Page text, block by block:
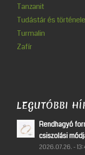
Tanzanit
Tudástár és
Turmalin
Zafír
LEGUTÓBBI
Rendhagyó
csiszolási
2026.07.26. -